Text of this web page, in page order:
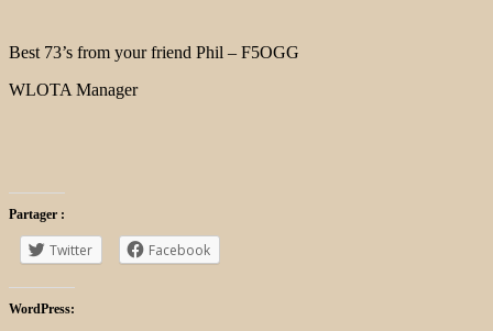
Best 73’s from your friend Phil – F5OGG
WLOTA Manager
Partager :
Twitter Facebook
WordPress: